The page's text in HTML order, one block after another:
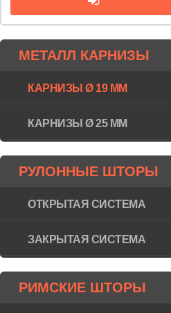
МЕТАЛЛ КАРНИЗЫ
КАРНИЗЫ Ø 19 ММ
КАРНИЗЫ Ø 25 ММ
РУЛОННЫЕ ШТОРЫ
ОТКРЫТАЯ СИСТЕМА
ЗАКРЫТАЯ СИСТЕМА
РИМСКИЕ ШТОРЫ